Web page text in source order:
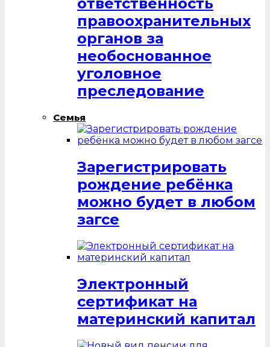
ответственность
правоохранительных
органов за
необоснованное
уголовное
преследование
Семья
Зарегистрировать
рождение ребёнка
можно будет в любом
загсе
Электронный
сертификат на
материнский капитал